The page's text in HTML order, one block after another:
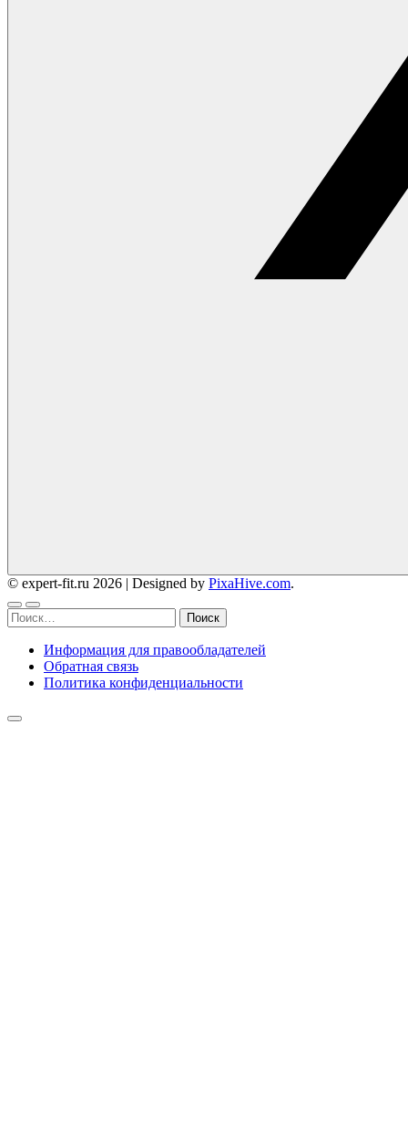
© expert-fit.ru 2026 | Designed by PixaHive.com.
Найти:
Информация для правообладателей
Обратная связь
Политика конфиденциальности